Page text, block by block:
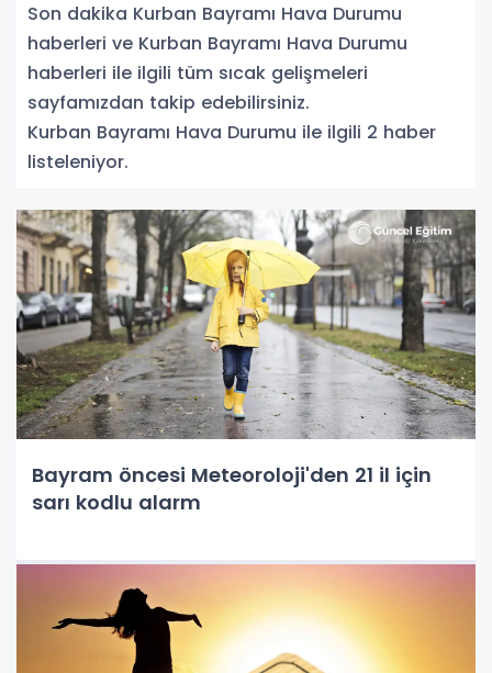
Son dakika Kurban Bayramı Hava Durumu
haberleri ve Kurban Bayramı Hava Durumu
haberleri ile ilgili tüm sıcak gelişmeleri
sayfamızdan takip edebilirsiniz.
Kurban Bayramı Hava Durumu ile ilgili 2 haber
listeleniyor.
Bayram öncesi Meteoroloji'den 21 il için
sarı kodlu alarm